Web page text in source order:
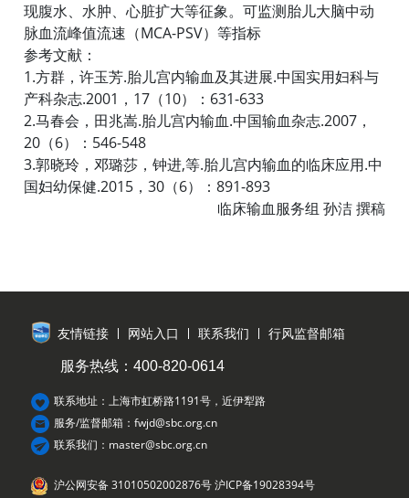
现腹水、水肿、心脏扩大等征象。可监测胎儿大脑中动
脉血流峰值流速（MCA-PSV）等指标
参考文献：
1.方群，许玉芳.胎儿宫内输血及其进展.中国实用妇科与
产科杂志.2001，17（10）：631-633
2.马春会，田兆嵩.胎儿宫内输血.中国输血杂志.2007，
20（6）：546-548
3.郭晓玲，邓璐莎，钟进,等.胎儿宫内输血的临床应用.中
国妇幼保健.2015，30（6）：891-893
临床输血服务组 孙洁 撰稿
友情链接 网站入口 联系我们 行风监督邮箱
服务热线：400-820-0614
联系地址：上海市虹桥路1191号，近伊犁路
服务/监督邮箱：fwjd@sbc.org.cn
联系我们：master@sbc.org.cn
沪公网安备 31010502002876号 沪ICP备19028394号